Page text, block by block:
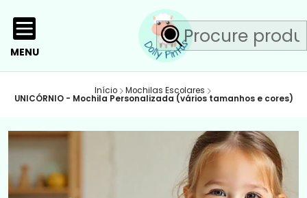
MENU
Início Mochilas Escolares
UNICÓRNIO - Mochila Personalizada (vários tamanhos e cores)